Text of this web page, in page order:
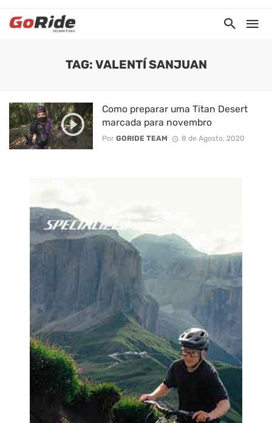
TAG: VALENTÍ SANJUAN
Como preparar uma Titan Desert
marcada para novembro
Por GORIDE TEAM 8 de Agosto, 2020